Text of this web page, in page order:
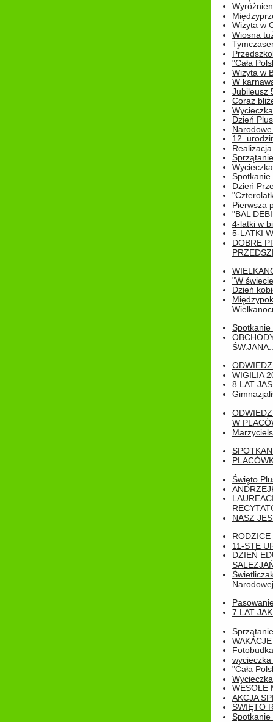
Wizyta w
Wiosna
"Cała
Wizyta w
W
Jubileusz
Coraz
Dzień
12.
Spotkanie
Dzień
Pierwsza
"BAL
4-latki w
5-LATKI
DOBRE
"W
Dzień
Spotkanie
WIGILIA
8 LAT
W
Święto
NASZ
RODZICE
11-STE
DZIEŃ
Narodowej
7 LAT
Fotobudka
"Cała
WESOŁE
AKCJA
ŚWIĘTO
Spotkanie